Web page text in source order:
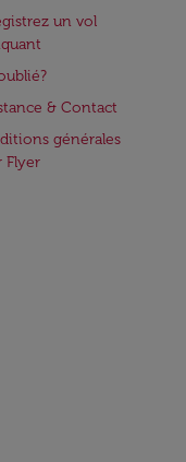
un vol
& Contact
générales
Flyer